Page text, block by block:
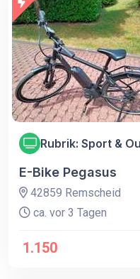
Rubrik: Sport &
E-Bike Pegasus
42859 Remscheid
ca. vor 3 Tagen
1.150